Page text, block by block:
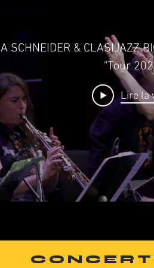
SCHNEIDER & CLASIJAZZ
"Tour
Lire la